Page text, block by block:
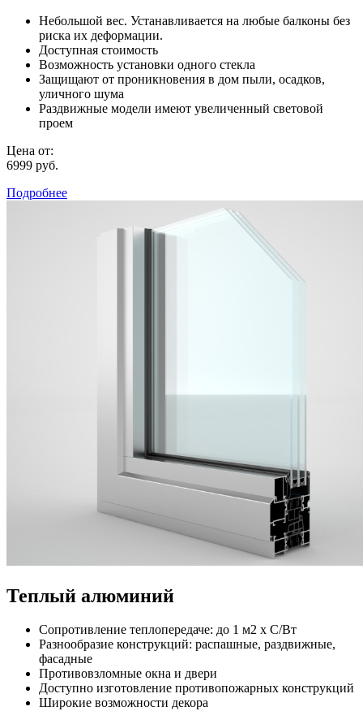
Небольшой вес. Устанавливается на любые балконы без
риска их деформации.
Доступная стоимость
Возможность установки одного стекла
Защищают от проникновения в дом пыли, осадков,
уличного шума
Раздвижные модели имеют увеличенный световой
проем
Цена от:
6999 руб.
Подробнее
Теплый алюминий
Сопротивление теплопередаче: до 1 м2 х С/Вт
Разнообразие конструкций: распашные, раздвижные,
фасадные
Противовзломные окна и двери
Доступно изготовление противопожарных конструкций
Широкие возможности декора